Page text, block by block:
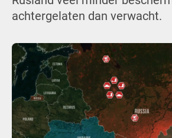
achtergelaten dan verwacht.